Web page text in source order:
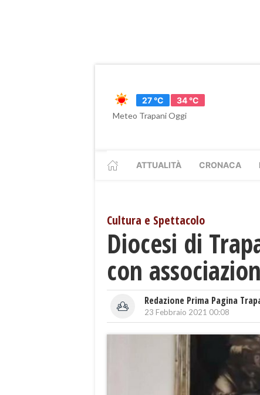
27 °C
34 °C
Meteo Trapani Oggi
ATTUALITÀ CRONACA
Cultura e Spettacolo
Diocesi di
con
Redazione Prima Pagina
23 Febbraio 2021 00:08